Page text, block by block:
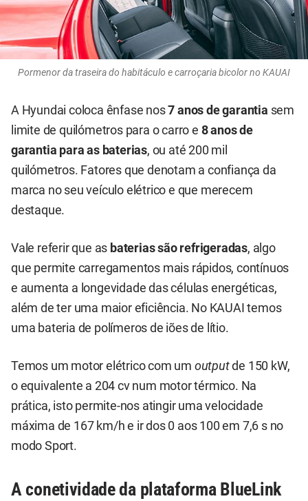
Pormenor da traseira do habitáculo e carroçaria bicolor no KAUAI
A Hyundai coloca ênfase nos7 anos de garantia sem
limite de quilómetros para o carro e 8 anos de
garantia para as baterias, ou até 200 mil
quilómetros. Fatores que denotam a confiança da
marca no seu veículo elétrico e que merecem
destaque.
Vale referir que as baterias são refrigeradas, algo
que permite carregamentos mais rápidos, contínuos
e aumenta a longevidade das células energéticas,
além de ter uma maior eficiência. No KAUAI temos
uma bateria de polímeros de iões de lítio.
Temos um motor elétrico com um outputde 150 kW,
o equivalente a 204 cv num motor térmico. Na
prática, isto permite-nos atingir uma velocidade
máxima de 167 km/h e ir dos 0 aos 100 em 7,6 s no
modo Sport.
A conetividade da plataforma BlueLink